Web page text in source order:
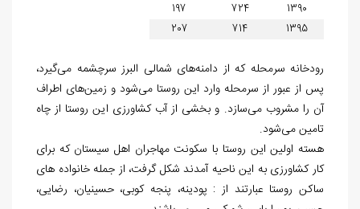
1390
724
197
1395
714
207
رودخانه سرمحله که از دامنه‌‏های شمالی البرز سرچشمه می‏‌گیرد،
پس از عبور از سرمحله وارد این روستا می‏‌شود و زمین‏‌های اطراف
آن را مشروب می‌سازد. و بخشی از آب کشاورزی این روستا از چاه
تامین می‌‏شود.
هسته اولین این روستا با سکونت مهاجران اهل سیستان که برای
کار کشاورزی به این ناحیه آمدند شکل گرفت، از جمله خانواده های
ساکن روستا عبارتند از : پودینه، پنجه کوبی، حسینیان، رضایی،